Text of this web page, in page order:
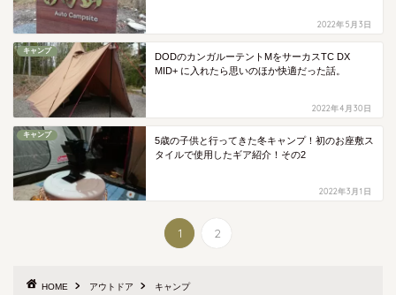
2022年5月3日
キャンプ
DODのカンガルーテントMをサーカスTC DX
MID+ に入れたら思いのほか快適だった話。
2022年4月30日
キャンプ
5歳の子供と行ってきた冬キャンプ！初のお座敷ス
タイルで使用したギア紹介！その2
2022年3月1日
1 2
HOME アウトドア キャンプ